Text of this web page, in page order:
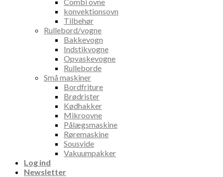
konvektionsovn
Tilbehør
Rullebord/vogne
Bakkevogn
Indstikvogne
Opvaskevogne
Rulleborde
Små maskiner
Bordfriture
Brødrister
Kødhakker
Mikroovne
Pålægsmaskine
Røremaskine
Sousvide
Vakuumpakker
Log ind
Newsletter